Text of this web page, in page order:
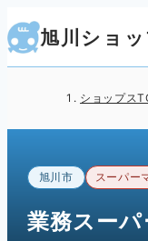
旭川ショッ
ショップス
旭川市 スーパー
業務スー